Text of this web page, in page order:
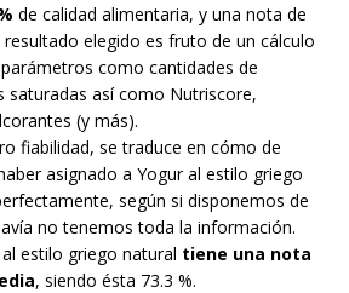
de calidad alimentaria, y una nota de
resultado elegido es fruto de un cálculo
como cantidades de
saturadas así como Nutriscore,
(y más).
fiabilidad, se traduce en cómo de
asignado a Yogur al estilo griego
según si disponemos de
no tenemos toda la información.
estilo griego natural tiene una nota
, siendo ésta 73.3 %.